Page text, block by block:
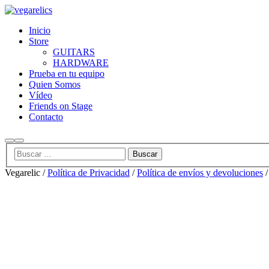
Inicio
Store
GUITARS
HARDWARE
Prueba en tu equipo
Quien Somos
Vídeo
Friends on Stage
Contacto
Buscar
Menú
principal
Vegarelic /Política de Privacidad /Política de envíos y devoluciones /